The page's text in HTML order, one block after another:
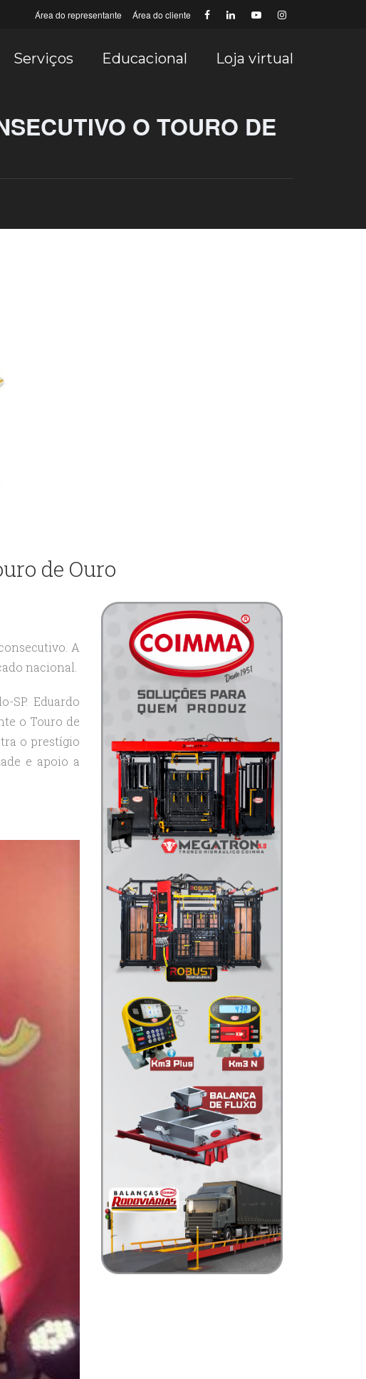
Área do representante Área do cliente
Serviços Educacional Loja virtual
O TOURO DE
de Ouro
A
nacional.
SP. Eduardo
o Touro de
o prestígio
e apoio a